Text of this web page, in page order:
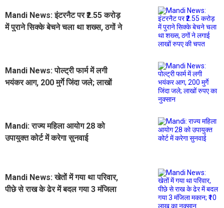
Mandi News: इंटरनैट पर ₹2.55 करोड़
में पुराने सिक्के बेचने चला था शख्स, ठगों ने
Mandi News: पोल्ट्री फार्म में लगी
भयंकर आग, 200 मुर्गे जिंदा जले; लाखों
Mandi: राज्य महिला आयोग 28 को
उपायुक्त कोर्ट में करेगा सुनवाई
Mandi News: खेतों में गया था परिवार,
पीछे से राख के ढेर में बदल गया 3 मंजिला